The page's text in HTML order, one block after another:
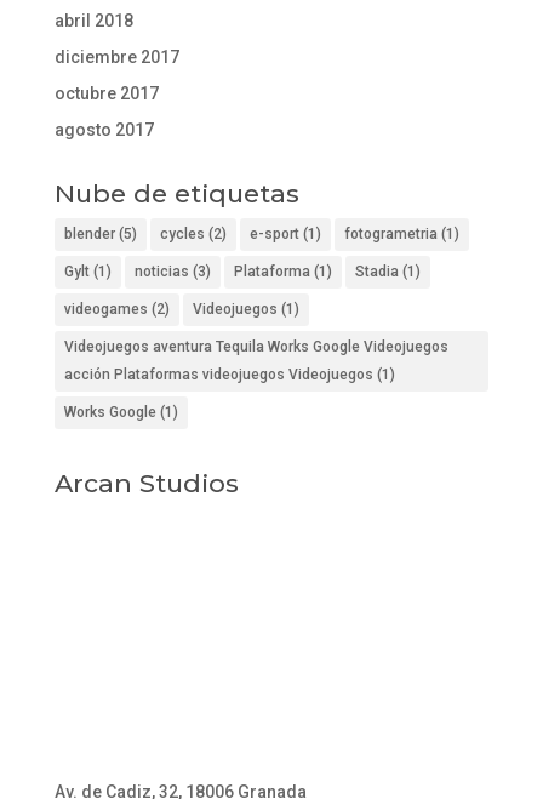
abril 2018
diciembre 2017
octubre 2017
agosto 2017
Nube de etiquetas
blender(5) cycles (2) e-sport(1) fotogrametria (1)
Gylt(1) noticias (3) Plataforma (1) Stadia (1)
videogames (2) Videojuegos (1)
Videojuegos aventura Tequila Works Google Videojuegos
acción Plataformas videojuegos Videojuegos (1)
Works Google(1)
Arcan Studios
Av. de Cadiz, 32, 18006 Granada